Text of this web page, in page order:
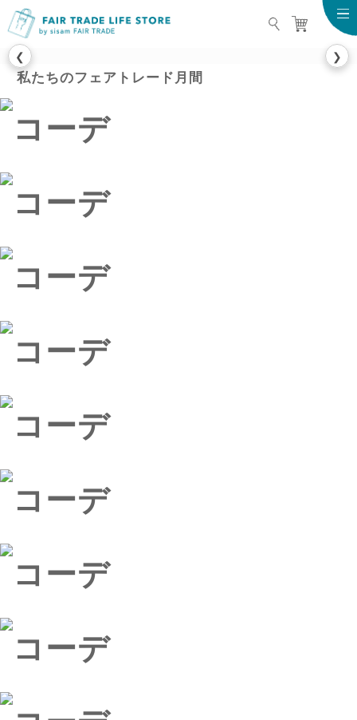
FAIR TRADE LIFE
❮ ❯
私たちのフェアトレード月間